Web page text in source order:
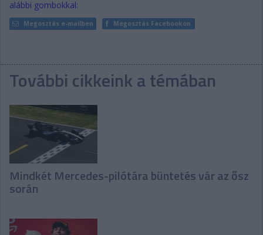
alábbi gombokkal:
Megosztás e-mailben Megosztás Facebookon
További cikkeink a témában
Mindkét Mercedes-pilótára büntetés vár az ősz
során